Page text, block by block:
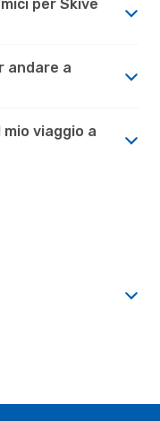
per Skive
andare a
viaggio a